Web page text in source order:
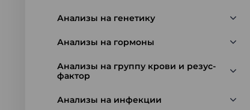
Анализы на генетику
Анализы на гормоны
Анализы на группу крови и резус-
фактор
Анализы на инфекции